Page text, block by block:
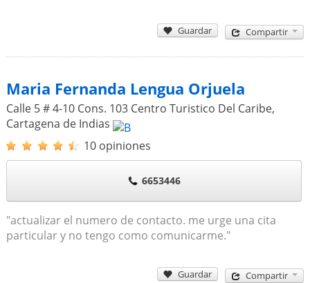
Guardar Compartir
Maria Fernanda Lengua Orjuela
Calle 5 # 4-10 Cons. 103 Centro Turistico Del Caribe,
Cartagena de Indias
10 opiniones
6653446
"actualizar el numero de contacto. me urge una cita
particular y no tengo como comunicarme."
Guardar Compartir